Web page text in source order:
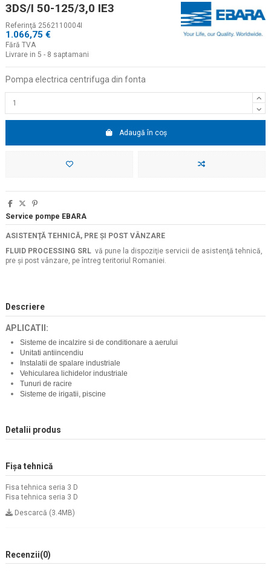
3DS/I 50-125/3,0 IE3
Referinţă 2562110004I
1.066,75 €
Fără TVA
Livrare in 5 - 8 saptamani
Pompa electrica centrifuga din fonta
Adaugă în coș
Service pompe EBARA
ASISTENŢĂ TEHNICĂ, PRE ŞI POST VÂNZARE
FLUID PROCESSING SRL vă pune la dispoziţie servicii de asistenţă tehnică,
pre şi post vânzare, pe întreg teritoriul Romaniei.
Descriere
APLICATII:
Sisteme de incalzire si de conditionare a aerului
Unitati antiincendiu
Instalatii de spalare industriale
Vehicularea lichidelor industriale
Tunuri de racire
Sisteme de irigatii, piscine
Detalii produs
Fișa tehnică
Fisa tehnica seria 3 D
Fisa tehnica seria 3 D
Descarcă (3.4MB)
Recenzii(0)